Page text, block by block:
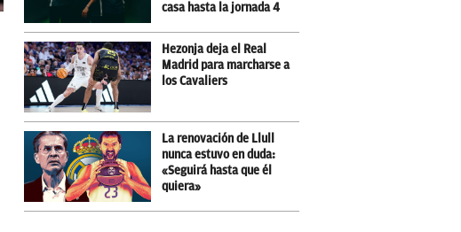
casa hasta la jornada 4
Hezonja deja el Real
Madrid para marcharse a
los Cavaliers
La renovación de Llull
nunca estuvo en duda:
«Seguirá hasta que él
quiera»